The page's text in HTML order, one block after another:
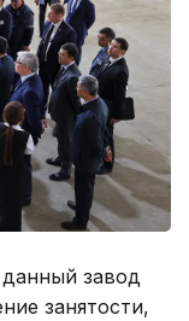
завод
занятости,